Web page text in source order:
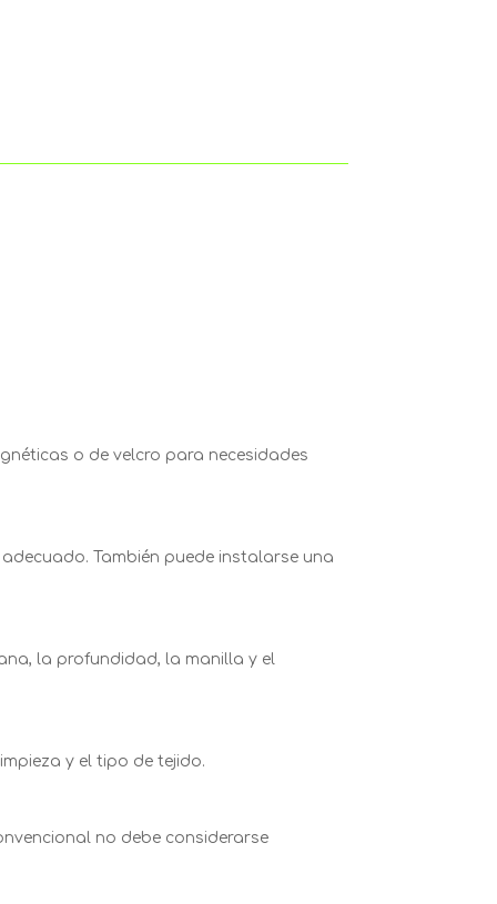
o de velcro para necesidades
También puede instalarse una
la profundidad, la manilla y el
y el tipo de tejido.
no debe considerarse